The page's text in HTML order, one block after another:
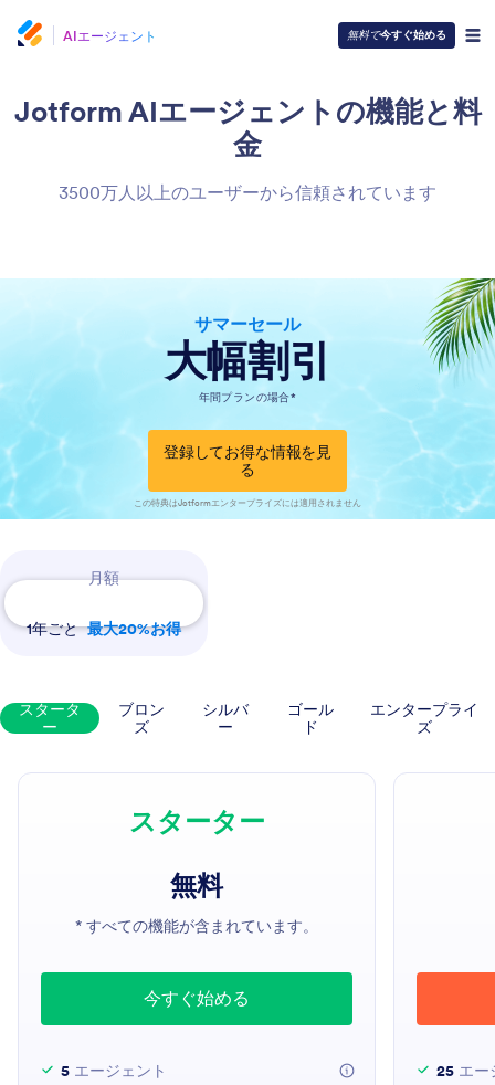
AIエージェント 無料で今すぐ始める
Jotform AIエージェントの機能と料
金
3500万人以上のユーザーから信頼されています
サマーセール
大幅割引
年間プランの場合*
登録してお得な情報を見
る
この特典はJotformエンタープライズには適用されません
月額
1年ごと 最大20%お得
スタータ
ー
ブロン
ズ
シルバ
ー
ゴール
ド
エンタープライ
ズ
スターター
無料
* すべての機能が含まれています。
今すぐ始める
5 エージェント
25 エー